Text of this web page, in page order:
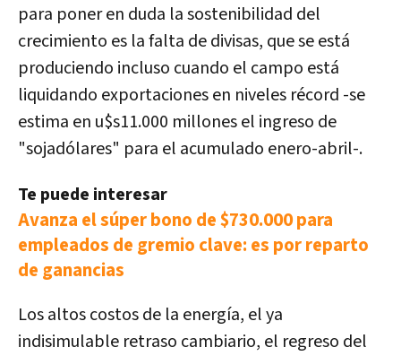
para poner en duda la sostenibilidad del
crecimiento es la falta de divisas, que se está
produciendo incluso cuando el campo está
liquidando exportaciones en niveles récord -se
estima en u$s11.000 millones el ingreso de
"sojadólares" para el acumulado enero-abril-.
Te puede interesar
Avanza el súper bono de $730.000 para
empleados de gremio clave: es por reparto
de ganancias
Los altos costos de la energía, el ya
indisimulable retraso cambiario, el regreso del